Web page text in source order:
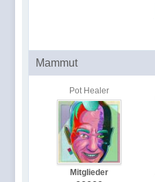
Mammut
Pot Healer
Mitglieder